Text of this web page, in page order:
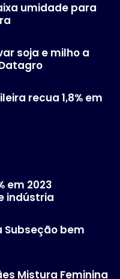
umidade para
soja e milho a
recua 1,8% em
em 2023
indústria
Subseção bem
Mistura Feminina